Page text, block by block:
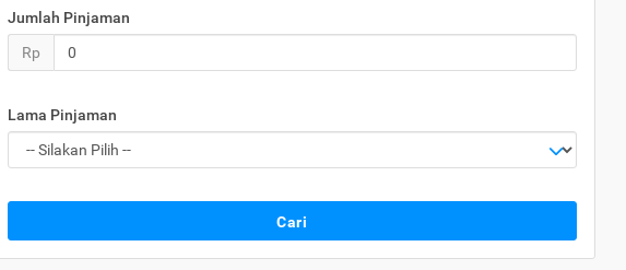
Jumlah Pinjaman
Rp
Lama Pinjaman
Cari